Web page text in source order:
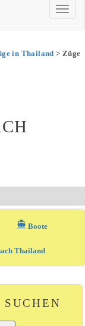
in Thailand > Züge
directions_boat Boote
Thailand